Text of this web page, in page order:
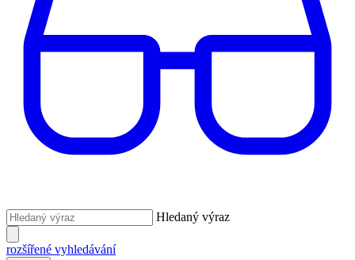
Hledaný výraz
rozšířené vyhledávání